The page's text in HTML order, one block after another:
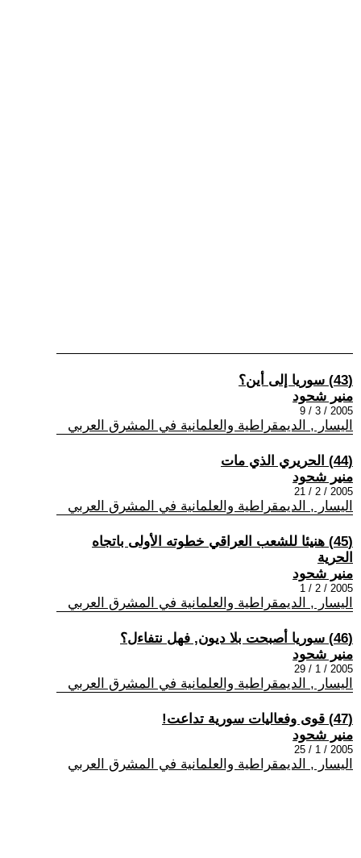
(43) سوريا إلى أين؟
منير شحود
2005 / 3 / 9
اليسار , الديمقراطية والعلمانية في المشرق العربي
(44) الحريري الذي مات
منير شحود
2005 / 2 / 21
اليسار , الديمقراطية والعلمانية في المشرق العربي
(45) هنيئا للشعب العراقي خطوته الأولى باتجاه
الحرية
منير شحود
2005 / 2 / 1
اليسار , الديمقراطية والعلمانية في المشرق العربي
(46) سوريا أصبحت بلا ديون, فهل نتفاءل؟
منير شحود
2005 / 1 / 29
اليسار , الديمقراطية والعلمانية في المشرق العربي
(47) قوى وفعاليات سورية تداعت!
منير شحود
2005 / 1 / 25
اليسار , الديمقراطية والعلمانية في المشرق العربي